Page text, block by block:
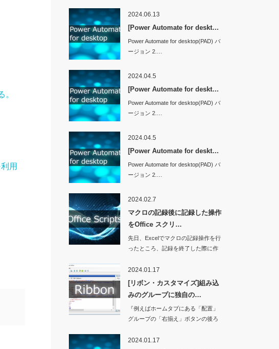
用
2024.06.13
[Power Automate for deskt…
Power Automate for desktop(PAD) バ
ージョン 2.…
2024.04.5
[Power Automate for deskt…
Power Automate for desktop(PAD) バ
ージョン 2.…
2024.04.5
[Power Automate for deskt…
Power Automate for desktop(PAD) バ
ージョン 2.…
2024.02.7
マクロの記録後に記録した操作
をOffice スクリ…
先日、Excelでマクロの記録操作を行
ったところ、記録を終了した際に作
2024.01.17
[リボン・カスタマイズ]組み込
みのグループに独自の…
『例えばホームタブにある「配置」
グループの「右揃え」ボタンの後ろ
2024.01.17